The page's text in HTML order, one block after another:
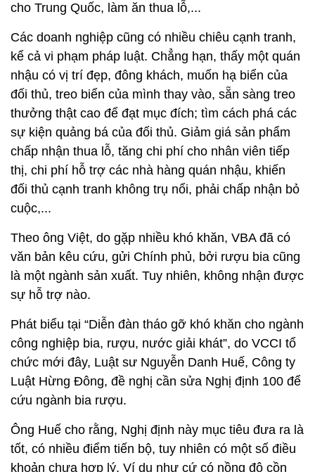
cho Trung Quốc, làm ăn thua lỗ,...
Các doanh nghiệp cũng có nhiều chiêu cạnh tranh,
kể cả vi phạm pháp luật. Chẳng hạn, thấy một quán
nhậu có vị trí đẹp, đông khách, muốn hạ biển của
đối thủ, treo biển của mình thay vào, sẵn sàng treo
thưởng thật cao để đạt mục đích; tìm cách phá các
sự kiện quảng bá của đối thủ. Giảm giá sản phẩm
chấp nhận thua lỗ, tăng chi phí cho nhân viên tiếp
thị, chi phí hỗ trợ các nhà hàng quán nhậu, khiến
đối thủ cạnh tranh không trụ nổi, phải chấp nhận bỏ
cuộc,...
Theo ông Việt, do gặp nhiều khó khăn, VBA đã có
văn bản kêu cứu, gửi Chính phủ, bởi rượu bia cũng
là một ngành sản xuất. Tuy nhiên, không nhận được
sự hỗ trợ nào.
Phát biểu tại “Diễn đàn tháo gỡ khó khăn cho ngành
công nghiệp bia, rượu, nước giải khát”, do VCCI tổ
chức mới đây, Luật sư Nguyễn Danh Huế, Công ty
Luật Hừng Đông, đề nghị cần sửa Nghị định 100 để
cứu ngành bia rượu.
Ông Huế cho rằng, Nghị định này mục tiêu đưa ra là
tốt, có nhiều điểm tiến bộ, tuy nhiên có một số điều
khoản chưa hợp lý. Ví dụ như cứ có nồng độ cồn